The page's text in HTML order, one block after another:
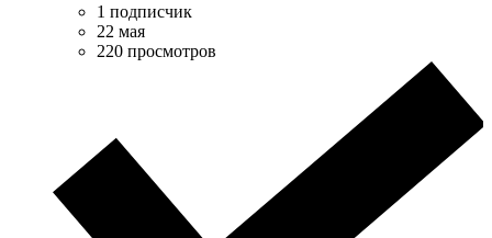
1 подписчик
22 мая
220 просмотров